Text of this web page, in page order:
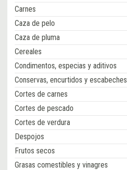
Carnes
Caza de pelo
Caza de pluma
Cereales
Condimentos, especias y aditivos
Conservas, encurtidos y escabeches
Cortes de carnes
Cortes de pescado
Cortes de verdura
Despojos
Frutos secos
Grasas comestibles y vinagres